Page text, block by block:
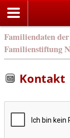
Familiendaten
Familienstiftung
Kontakt